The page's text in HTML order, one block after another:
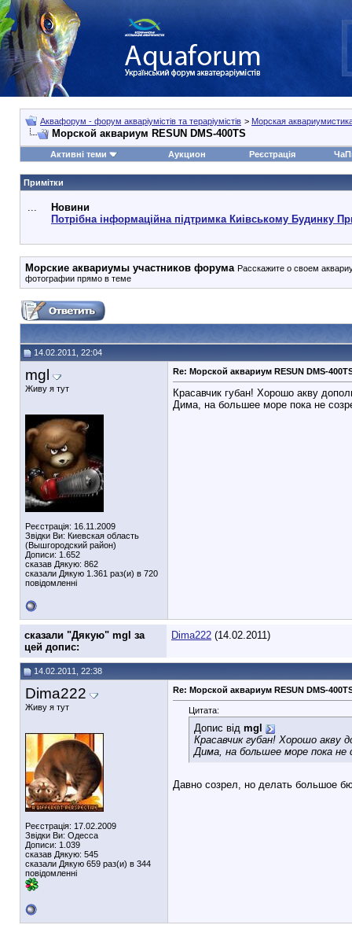
Аквафорум - форум акваріумістів та тераріумістів > Морская
Морской аквариум RESUN DMS-400TS
Активні теми Аукцион Реєстрація
Примітки
...
Новини
Потрібна інформаційна підтримка Киівському Будинку
Морские аквариумы участников форума Расскажите о своем
фотографии прямо в теме
14.02.2011, 22:04
mgl
Живу я тут
Реєстрація: 16.11.2009
Звідки Ви: Киевская область
(Вышгородский район)
Дописи: 1.652
сказав Дякую: 862
сказали Дякую 1.361 раз(и) в 720
повідомленні
Re: Морской аквариум RESUN DMS-
Красавчик губан! Хорошо акву
Дима, на большее море пока не
cказали "Дякую" mgl за
цей допис:
Dima222 (14.02.2011)
14.02.2011, 22:38
Dima222
Живу я тут
Реєстрація: 17.02.2009
Звідки Ви: Одесса
Дописи: 1.039
сказав Дякую: 545
сказали Дякую 659 раз(и) в 344
повідомленні
Re: Морской аквариум RESUN DMS-
Цитата:
Допис від mgl
Красавчик губан! Хорошо акву
Дима, на большее море пока не
Давно созрел, но делать большое